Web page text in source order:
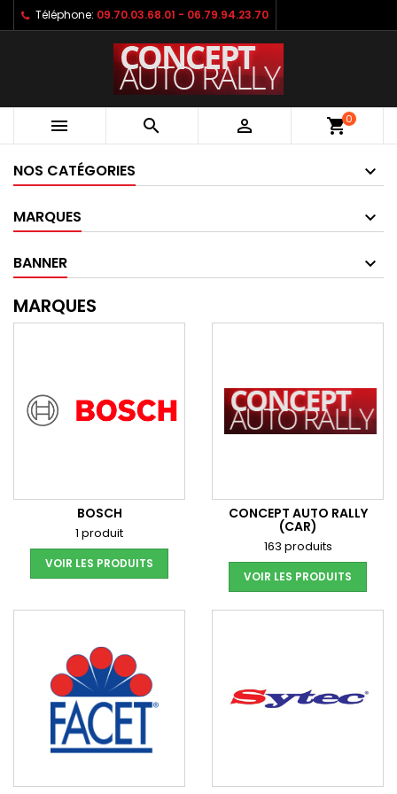
Téléphone: 09.70.03.68.01 - 06.79.94.23.70
   shopping_cart0
NOS CATÉGORIES
MARQUES
BANNER
MARQUES
BOSCH
1 produit
VOIR LES PRODUITS
CONCEPT AUTO RALLY
(CAR)
163 produits
VOIR LES PRODUITS